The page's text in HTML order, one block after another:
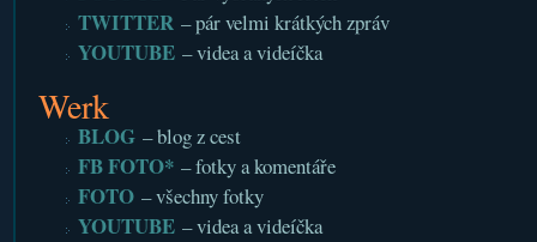
TWITTER– pár velmi krátkých zpráv
YOUTUBE– videa a videíčka
Werk
BLOG– blog z cest
FB FOTO*– fotky a komentáře
FOTO– všechny fotky
YOUTUBE– videa a videíčka